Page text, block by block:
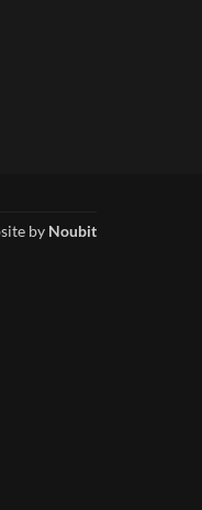
by Noubit